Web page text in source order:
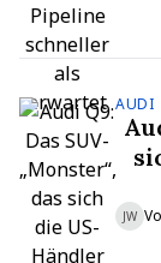
AUDI
JW